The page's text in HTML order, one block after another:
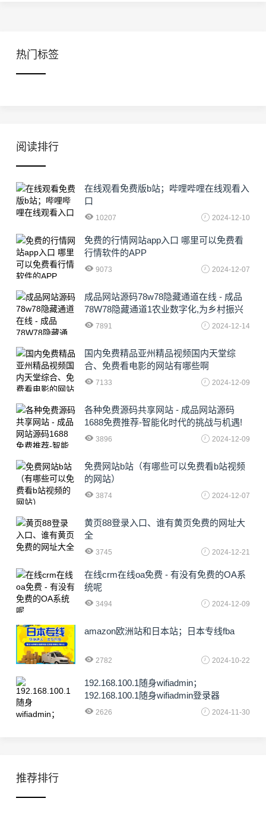
热门标签
阅读排行
在线观看免费版b站；哔哩哔哩在线观看入
口
10207 2024-12-10
免费的行情网站app入口 哪里可以免费看
行情软件的APP
9073 2024-12-07
成品网站源码78w78隐藏通道在线 - 成品
78W78隐藏通道1农业数字化,为乡村振兴
注入新动力
7891 2024-12-14
国内免费精品亚州精品视频国内天堂综
合、免费看电影的网站有哪些啊
7133 2024-12-09
各种免费源码共享网站 - 成品网站源码
1688免费推荐-智能化时代的挑战与机遇!
3896 2024-12-09
免费网站b站（有哪些可以免费看b站视频
的网站）
3874 2024-12-07
黄页88登录入口、谁有黄页免费的网址大
全
3745 2024-12-21
在线crm在线oa免费 - 有没有免费的OA系
统呢
3494 2024-12-09
amazon欧洲站和日本站；日本专线fba
2782 2024-10-22
192.168.100.1随身wifiadmin；
192.168.100.1随身wifiadmin登录器
2626 2024-11-30
推荐排行